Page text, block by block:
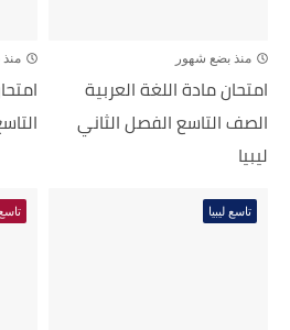
منذ بضع شهور
امتحان مادة اللغة العربية
الصف التاسع الفصل الثاني
ليبيا
تاسع ليبيا تاسع